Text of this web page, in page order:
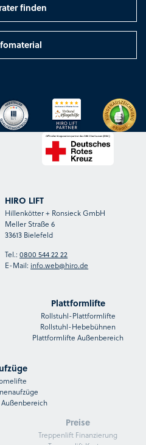
finden
HIRO LIFT
Hillenkötter + Ronsieck GmbH
Meller Straße 6
33613 Bielefeld
Tel.:0800 544 22 22
E-Mail: info.web@hiro.de
Plattformlifte
Rollstuhl-Plattformlifte
Rollstuhl-Hebebühnen
Plattformlifte Außenbereich
Preise
Treppenlift Finanzierung